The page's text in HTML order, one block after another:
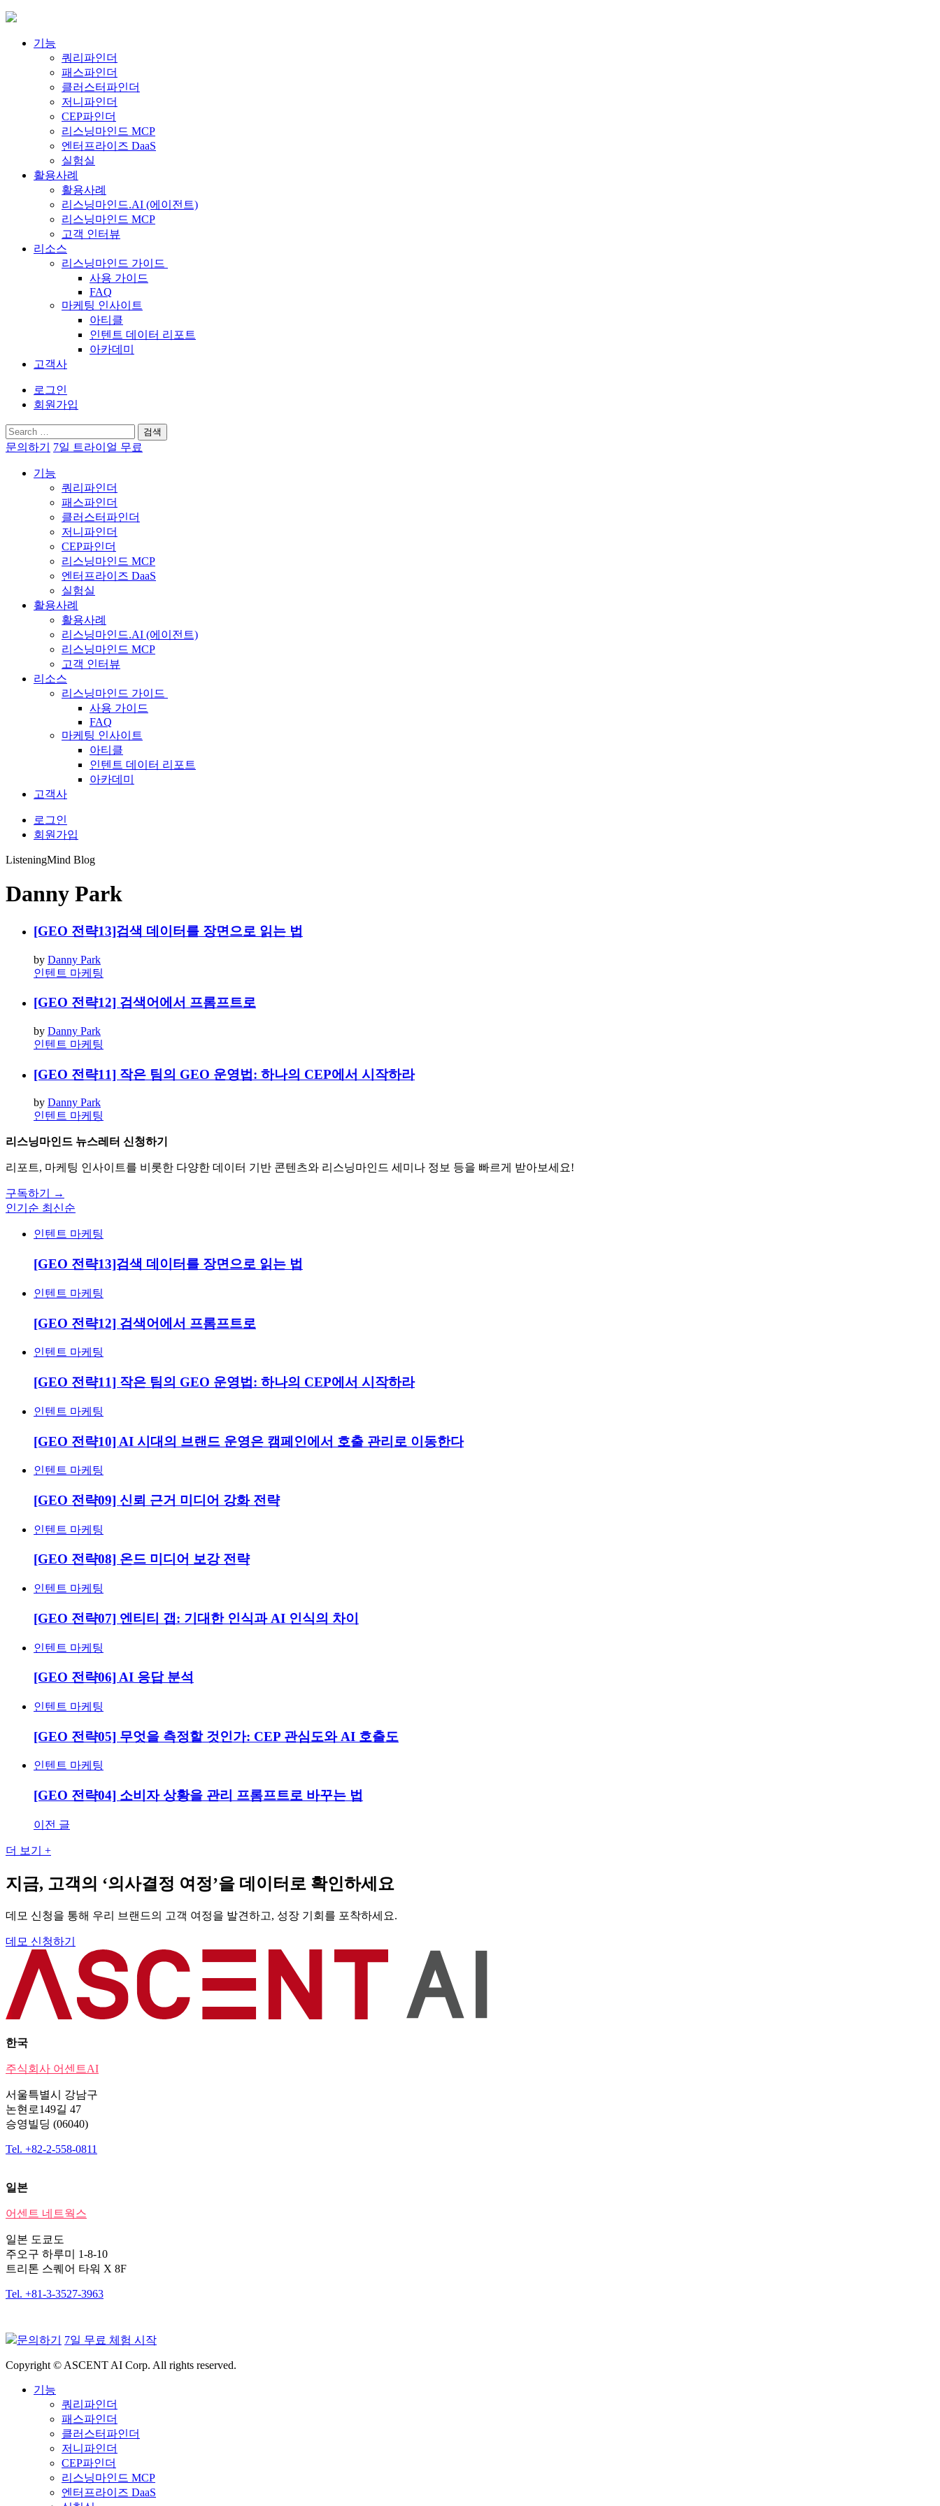
Skip
content기능
쿼리파인더
패스파인더
클러스터파인더
저니파인더
CEP파인더
리스닝마인드 MCP
엔터프라이즈 DaaS
실험실
활용사례
활용사례
리스닝마인드.AI (에이전트)
리스닝마인드 MCP
고객 인터뷰
리소스
리스닝마인드 가이드
사용 가이드
FAQ
마케팅 인사이트
아티클
인텐트 데이터 리포트
아카데미
고객사
로그인
회원가입
검
색:
문의하기 7일 트라이얼 무료
기능
쿼리파인더
패스파인더
클러스터파인더
저니파인더
CEP파인더
리스닝마인드 MCP
엔터프라이즈 DaaS
실험실
활용사례
활용사례
리스닝마인드.AI (에이전트)
리스닝마인드 MCP
고객 인터뷰
리소스
리스닝마인드 가이드
사용 가이드
FAQ
마케팅 인사이트
아티클
인텐트 데이터 리포트
아카데미
고객사
로그인
회원가입
ListeningMind Blog
Danny Park
Highlight
[GEO 전략13]검색 데이터를 장면으로 읽는 법
by Danny Park
인텐트 마케팅
[GEO 전략12] 검색어에서 프롬프트로
by Danny Park
인텐트 마케팅
[GEO 전략11] 작은 팀의 GEO 운영법: 하나의 CEP에서 시작하라
by Danny Park
인텐트 마케팅
리스닝마인드 뉴스레터 신청하기
리포트, 마케팅 인사이트를 비롯한 다양한 데이터 기반 콘텐츠와 리스닝마인드 세미나 정보 등을 빠르게 받아보세요!
구독하기 →
인기순 최신순
인텐트 마케팅
[GEO 전략13]검색 데이터를 장면으로 읽는 법
인텐트 마케팅
[GEO 전략12] 검색어에서 프롬프트로
인텐트 마케팅
[GEO 전략11] 작은 팀의 GEO 운영법: 하나의 CEP에서 시작하라
인텐트 마케팅
[GEO 전략10] AI 시대의 브랜드 운영은 캠페인에서 호출 관리로 이동한다
인텐트 마케팅
[GEO 전략09] 신뢰 근거 미디어 강화 전략
인텐트 마케팅
[GEO 전략08] 온드 미디어 보강 전략
인텐트 마케팅
[GEO 전략07] 엔티티 갭: 기대한 인식과 AI 인식의 차이
인텐트 마케팅
[GEO 전략06] AI 응답 분석
인텐트 마케팅
[GEO 전략05] 무엇을 측정할 것인가: CEP 관심도와 AI 호출도
인텐트 마케팅
[GEO 전략04] 소비자 상황을 관리 프롬프트로 바꾸는 법
글
탐
색
이전 글
더 보기 +
지금, 고객의 ‘의사결정 여정’을 데이터로 확인하세요
데모 신청을 통해 우리 브랜드의 고객 여정을 발견하고, 성장 기회를 포착하세요.
데모 신청하기
한국
주식회사 어센트AI
서울특별시 강남구
논현로149길 47
승영빌딩 (06040)
Tel. +82-2-558-0811
일본
어센트 네트웍스
일본 도쿄도
주오구 하루미 1-8-10
트리톤 스퀘어 타워 X 8F
Tel. +81-3-3527-3963
문의하기 7일 무료 체험 시작
Copyright © ASCENT AI Corp. All rights reserved.
기능
쿼리파인더
패스파인더
클러스터파인더
저니파인더
CEP파인더
리스닝마인드 MCP
엔터프라이즈 DaaS